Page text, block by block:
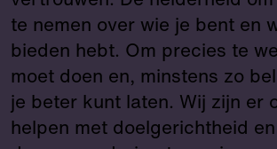
te nemen over wie je bent en
bieden hebt. Om precies te
moet doen en, minstens zo
je beter kunt laten. Wij zijn er
helpen met doelgerichtheid